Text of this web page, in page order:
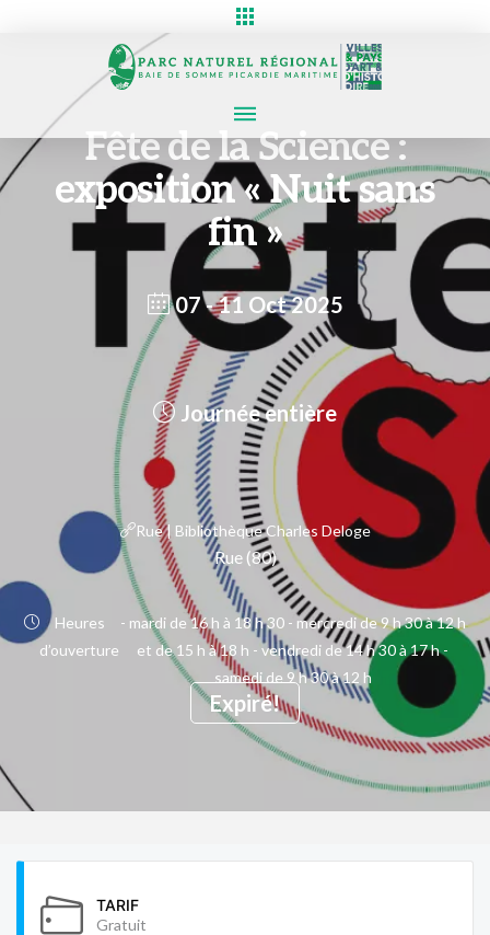
Fête de la Science :
exposition « Nuit sans
fin »
07 - 11 Oct 2025
Expiré!
Journée entière
Rue | Bibliothèque Charles Deloge
Rue (80)
Heures
d’ouverture
- mardi de 16 h à 18 h 30 - mercredi de 9 h 30 à 12 h
et de 15 h à 18 h - vendredi de 14 h 30 à 17 h -
samedi de 9 h 30 à 12 h
TARIF
Gratuit